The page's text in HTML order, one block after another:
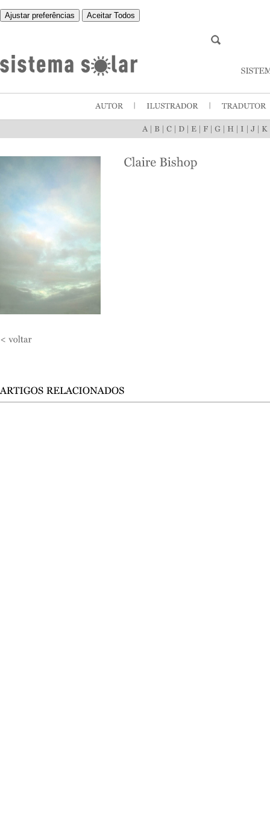
Ajustar preferências Aceitar Todos